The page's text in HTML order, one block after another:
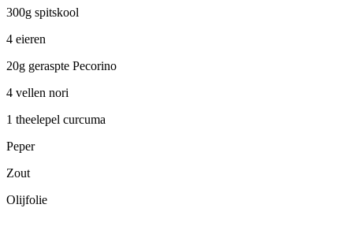
300g spitskool
4 eieren
20g geraspte Pecorino
4 vellen nori
1 theelepel curcuma
Peper
Zout
Olijfolie